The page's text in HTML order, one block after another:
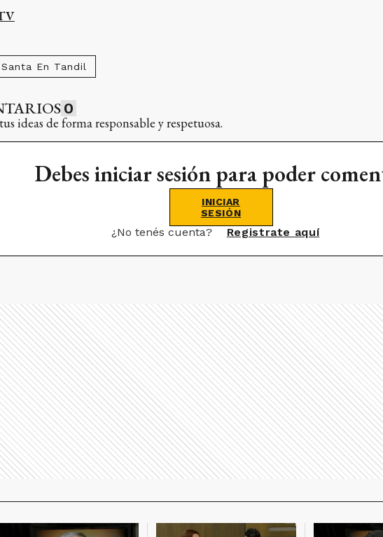
En Tandil
0
ideas de forma responsable y respetuosa.
Debes iniciar sesión para poder
INICIAR
SESIÓN
¿No tenés cuenta? Registrate aquí